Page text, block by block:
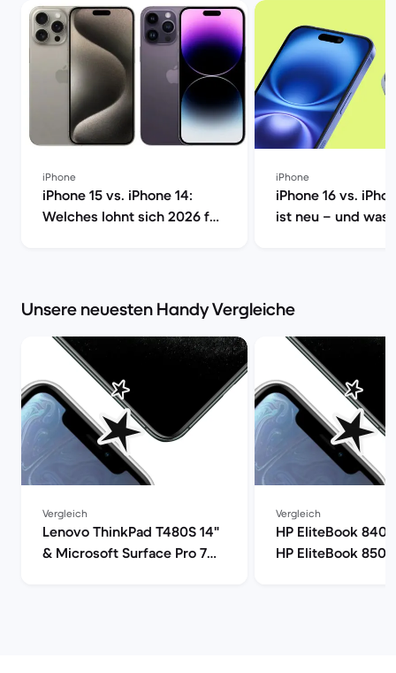
iPhone
iPhone 15 vs. iPhone 14:
Welches lohnt sich 2026 für
iPhone
iPhone 16 vs.
ist neu – und was
Unsere neuesten Handy Vergleiche
Vergleich
Lenovo ThinkPad T480S 14"
& Microsoft Surface Pro 7
Vergleich
HP EliteBook 840
HP EliteBook 850